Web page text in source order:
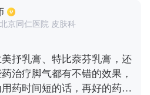
快就能达到止痛的作用。不
竟是麻药，最好不要去使
口腔溃疡面积较大，可以使
。经常长时间都没有愈合，
治疗。
京同仁医院 皮肤科
抒乳膏、特比萘芬乳膏，还
治疗脚气都有不错的效果，
药时间短的话，再好的药都